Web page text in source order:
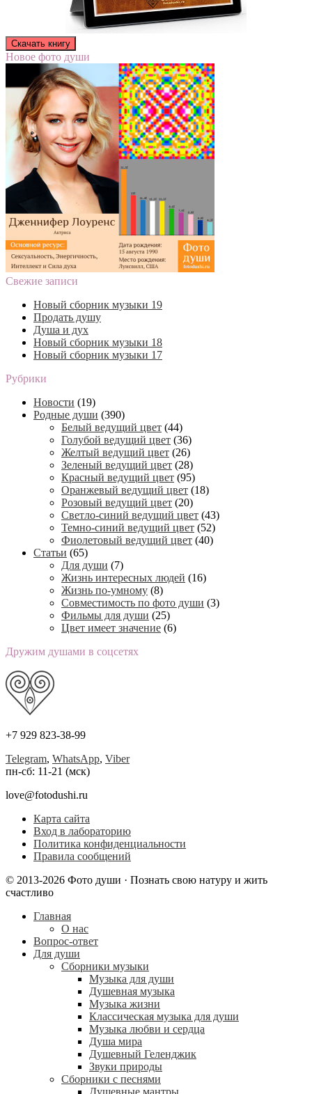
Новое фото души
Свежие записи
Новый сборник музыки 19
Продать душу
Душа и дух
Новый сборник музыки 18
Новый сборник музыки 17
Рубрики
Новости (19)
Родные души (390)
Белый ведущий цвет (44)
Голубой ведущий цвет (36)
Желтый ведущий цвет (26)
Зеленый ведущий цвет (28)
Красный ведущий цвет (95)
Оранжевый ведущий цвет (18)
Розовый ведущий цвет (20)
Светло-синий ведущий цвет (43)
Темно-синий ведущий цвет (52)
Фиолетовый ведущий цвет (40)
Статьи (65)
Для души (7)
Жизнь интересных людей (16)
Жизнь по-умному (8)
Совместимость по фото души (3)
Фильмы для души (25)
Цвет имеет значение (6)
Дружим душами в соцсетях
+7 929 823-38-99
Telegram, WhatsApp, Viber
пн-сб: 11-21 (мск)
love@fotodushi.ru
Карта сайта
Вход в лабораторию
Политика конфиденциальности
Правила сообщений
© 2013-2026 Фото души · Познать свою натуру и жить
счастливо
Главная
О нас
Вопрос-ответ
Для души
Сборники музыки
Музыка для души
Душевная музыка
Музыка жизни
Классическая музыка для души
Музыка любви и сердца
Душа мира
Душевный Геленджик
Звуки природы
Сборники с песнями